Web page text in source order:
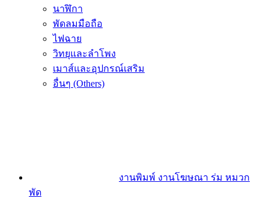
นาฬิกา
พัดลมมือถือ
ไฟฉาย
วิทยุและลำโพง
เมาส์และอุปกรณ์เสริม
อื่นๆ (Others)
งานพิมพ์ งานโฆษณา ร่ม หมวก
พัด